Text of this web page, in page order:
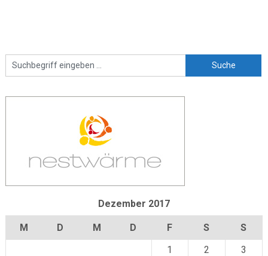
Dezember 2017
M D M D F S
S
1
2
3